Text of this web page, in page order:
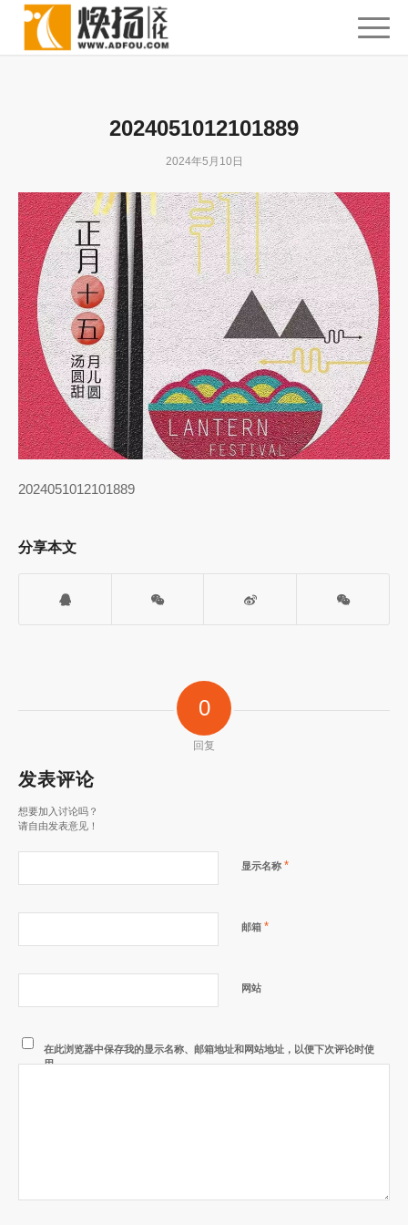
2024051012101889
2024年5月10日
2024051012101889
分享本文
0
回复
发表评论
想要加入讨论吗？
请自由发表意见！
显示名称 *
邮箱 *
网站
在此浏览器中保存我的显示名称、邮箱地址和网站地址，以便下次评论时使
用。